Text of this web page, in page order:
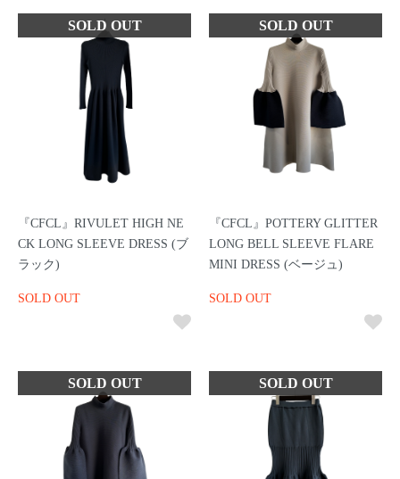
『CFCL』RIVULET HIGH NE
CK LONG SLEEVE DRESS (ブ
ラック)
SOLD OUT
『CFCL』POTTERY GLITTER
LONG BELL SLEEVE FLARE
MINI DRESS (ベージュ)
SOLD OUT